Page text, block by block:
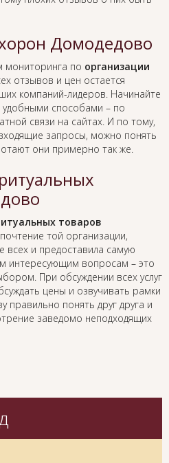
Домодедово
мониторинга по организации
отзывов и цен остается
компаний-лидеров. Начинайте
способами – по
связи на сайтах. И по тому,
запросы, можно понять
они примерно так же.
товаров
той организации,
всех и предоставила самую
интересующим вопросам – это
При обсуждении всех услуг
цены и озвучивать рамки
правильно понять друг друга и
заведомо неподходящих